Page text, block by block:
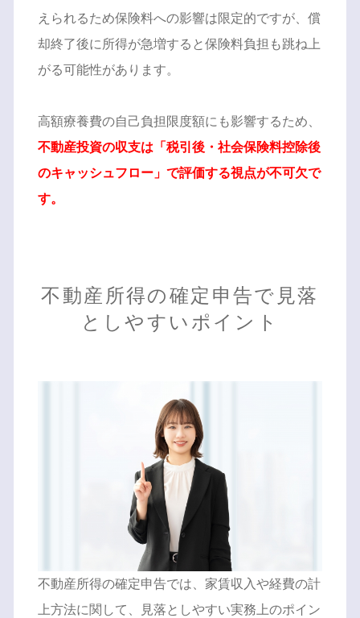
えられるため保険料への影響は限定的ですが、償
却終了後に所得が急増すると保険料負担も跳ね上
がる可能性があります。
高額療養費の自己負担限度額にも影響するため、
不動産投資の収支は「税引後・社会保険料控除後
のキャッシュフロー」で評価する視点が不可欠で
す。
不動産所得の確定申告で見落
としやすいポイント
不動産所得の確定申告では、家賃収入や経費の計
上方法に関して、見落としやすい実務上のポイン